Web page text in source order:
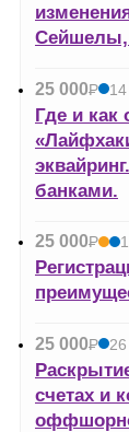
Сейшелы,
25 000Р
УБ.
Где и
банками.
25 000Р
УБ.
25 000Р
УБ.
счетах и